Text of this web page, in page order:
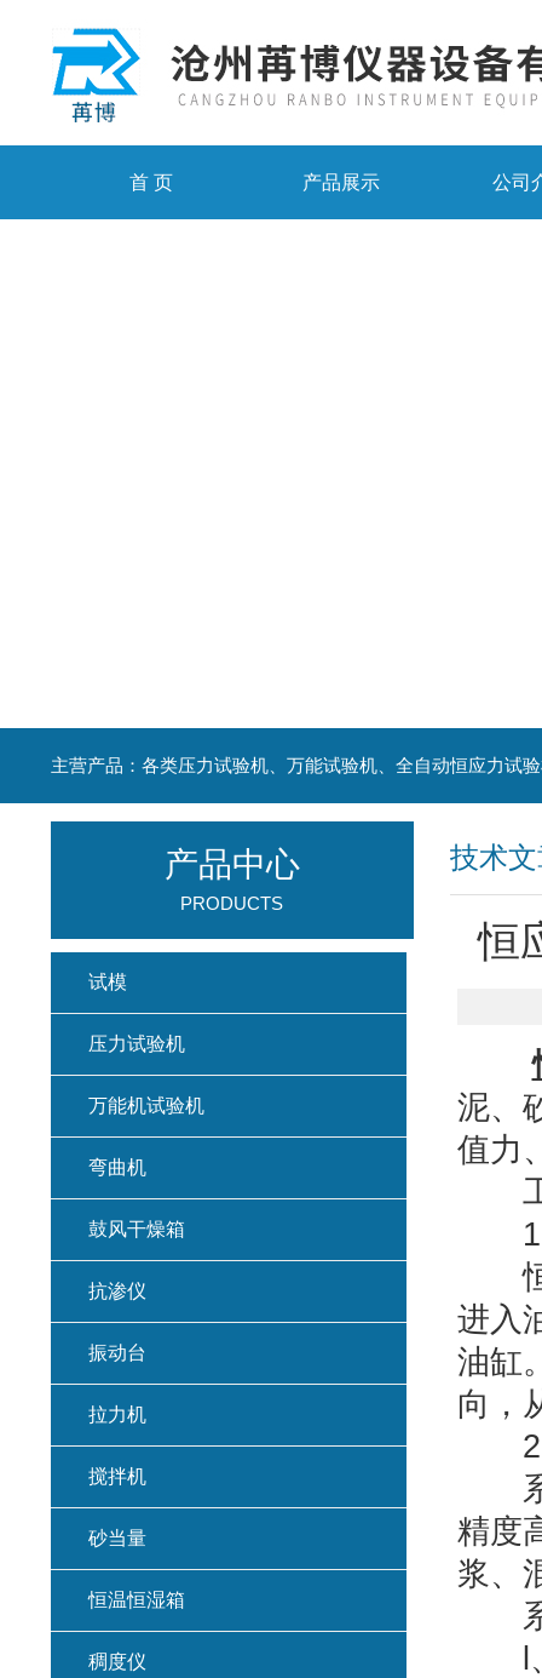
首 页 产品展示 公司
主营产品：各类压力试验机、万能试验机、全自动恒应力试
技术
恒
泥、
值力
工
1
恒
进入
油缸
向，
2
系
精度
浆、
系
l、
产品中心
PRODUCTS
试模
压力试验机
万能机试验机
弯曲机
鼓风干燥箱
抗渗仪
振动台
拉力机
搅拌机
砂当量
恒温恒湿箱
稠度仪